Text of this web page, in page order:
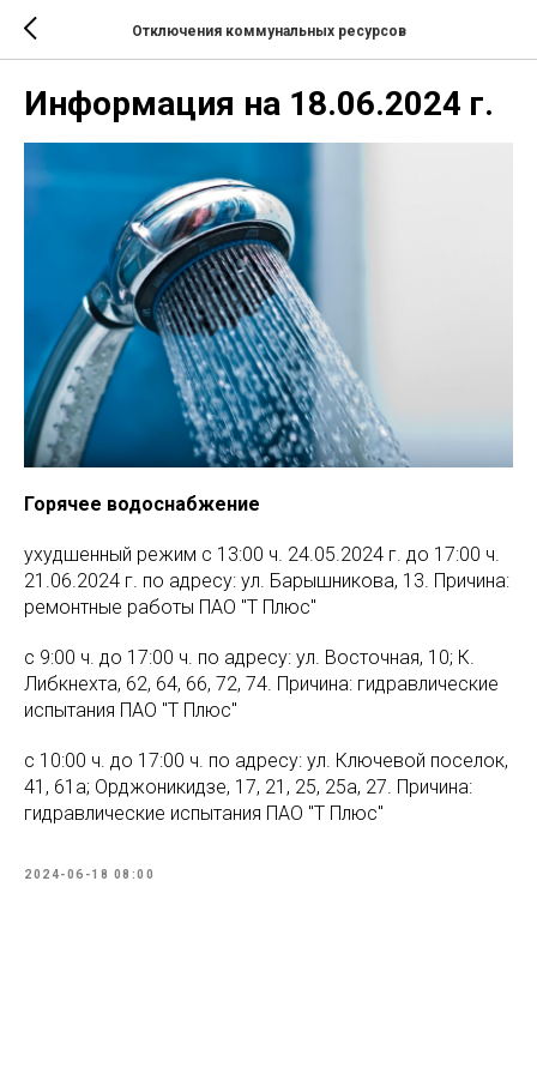
Отключения коммунальных ресурсов
Информация на 18.06.2024 г.
Горячее водоснабжение
ухудшенный режим с 13:00 ч. 24.05.2024 г. до 17:00 ч.
21.06.2024 г. по адресу: ул. Барышникова, 13. Причина:
ремонтные работы ПАО "Т Плюс"
с 9:00 ч. до 17:00 ч. по адресу: ул. Восточная, 10; К.
Либкнехта, 62, 64, 66, 72, 74. Причина: гидравлические
испытания ПАО "Т Плюс"
с 10:00 ч. до 17:00 ч. по адресу: ул. Ключевой поселок,
41, 61а; Орджоникидзе, 17, 21, 25, 25а, 27. Причина:
гидравлические испытания ПАО "Т Плюс"
2024-06-18 08:00